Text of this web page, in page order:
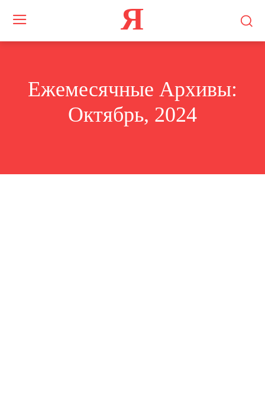
Я
Ежемесячные Архивы:
Октябрь, 2024